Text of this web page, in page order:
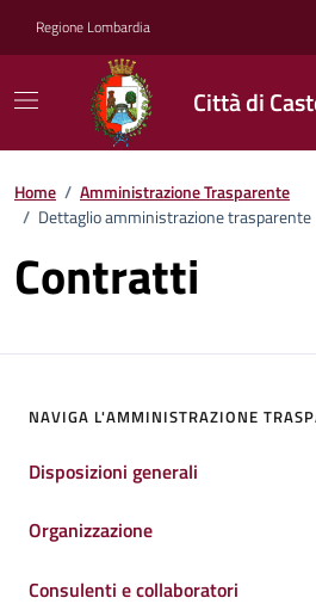
Regione Lombardia
Città di
Home / Amministrazione Trasparente
/ Dettaglio amministrazione trasparente
Contratti
NAVIGA L'AMMINISTRAZIONE
Disposizioni generali
Organizzazione
Consulenti e collaboratori